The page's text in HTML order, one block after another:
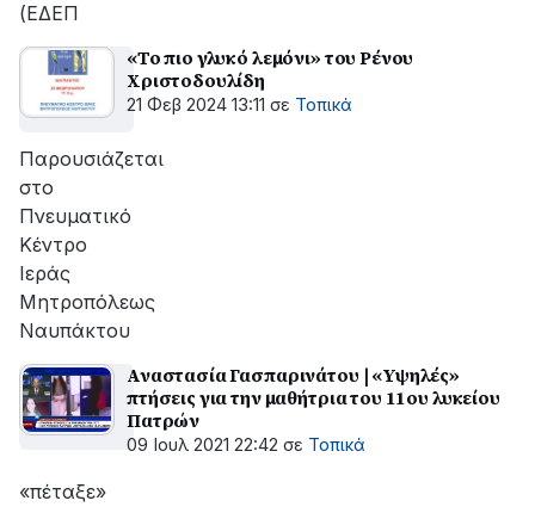
(ΕΔΕΠ
«Το πιο γλυκό λεμόνι» του Ρένου
Χριστοδουλίδη
21 Φεβ 2024 13:11 σε Τοπικά
Παρουσιάζεται
στο
Πνευματικό
Κέντρο
Ιεράς
Μητροπόλεως
Ναυπάκτου
Αναστασία Γασπαρινάτου | «Υψηλές»
πτήσεις για την μαθήτρια του 11ου λυκείου
Πατρών
09 Ιουλ 2021 22:42 σε Τοπικά
«πέταξε»